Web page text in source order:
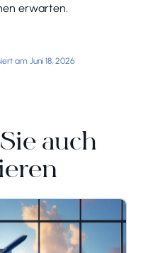
erwarten.
am Juni 18, 2026
auch